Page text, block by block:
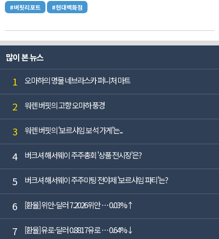
#버핏리포트 #현대백화점
많이 본 뉴스
1 오마하의 명물 네브라스카 퍼니처 마트
2 워렌 버핏의 고향 오마하 풍경
3 워렌 버핏의 '보르샤임 보석 가게'는...
4 버크셔 해서웨이 주주총회 '상품 전시장'은?
5 버크셔 해서웨이 주주미팅 전야제 '보르샤임 파티'는?
6 [환율] 위안-달러 7.2026위안 … 0.03%↑
7 [환율] 유로-달러 0.8817유로 … 0.64%↓